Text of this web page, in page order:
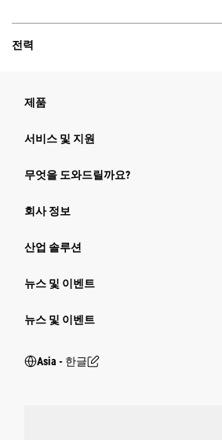
전력
제품
서비스 및 지원
무엇을 도와드릴까요?
회사 정보
산업 솔루션
뉴스 및 이벤트
뉴스 및 이벤트
Asia - 한글